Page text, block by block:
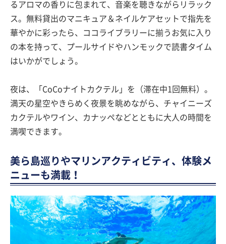
るアロマの香りに包まれて、音楽を聴きながらリラック
ス。無料貸出のマニキュア＆ネイルケアセットで指先を
華やかに彩ったら、ココライブラリーに揃うお気に入り
の本を持って、プールサイドやハンモックで読書タイム
はいかがでしょう。
夜は、「CoCoナイトカクテル」を（滞在中1回無料）。
満天の星空やきらめく夜景を眺めながら、チャイニーズ
カクテルやワイン、カナッペなどとともに大人の時間を
満喫できます。
美ら島巡りやマリンアクティビティ、体験メ
ニューも満載！